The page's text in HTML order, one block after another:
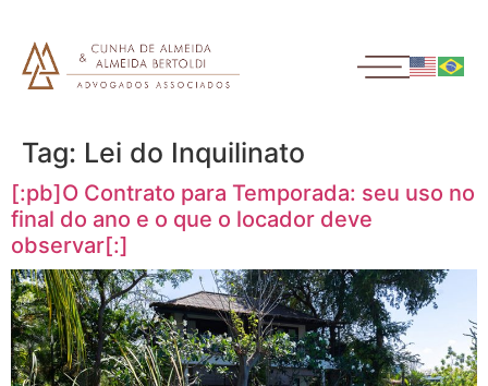
Tag: Lei do Inquilinato
[:pb]O Contrato para Temporada: seu uso no
final do ano e o que o locador deve
observar[:]